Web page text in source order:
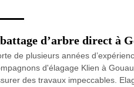
d’arbre direct à
de plusieurs années
d'élagage Klien à
des travaux impeccables.